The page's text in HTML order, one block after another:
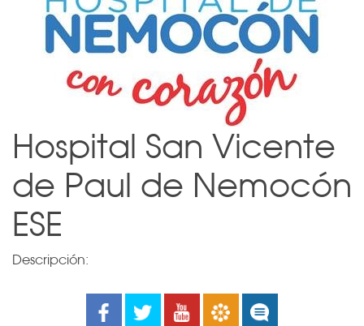
Hospital San Vicente
de Paul de Nemocón
ESE
Descripción:
Facebook
Twitter YoutubeBoletines